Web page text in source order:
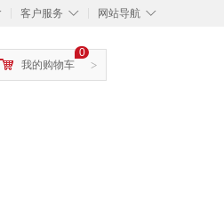
◇
客户服务 ◇
网站导航
>
0
我的购物车